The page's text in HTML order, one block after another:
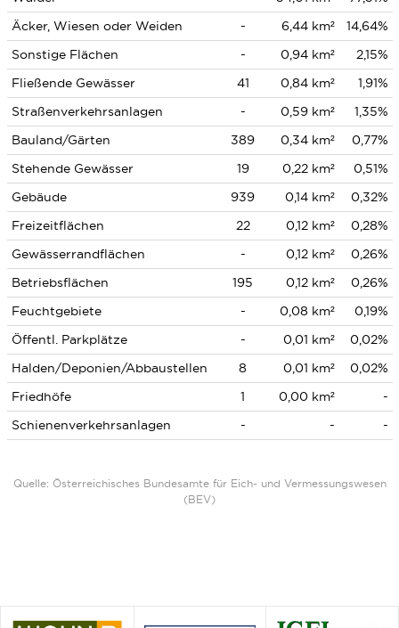
Äcker, Wiesen oder Weiden
- 6,44 km²
14,64%
Sonstige Flächen
- 0,94 km²
2,15%
Fließende Gewässer
41 0,84 km²
1,91%
Straßenverkehrsanlagen
- 0,59 km²
1,35%
Bauland/Gärten
389 0,34 km²
0,77%
Stehende Gewässer
19 0,22 km²
0,51%
Gebäude
939 0,14 km²
0,32%
Freizeitflächen
22 0,12 km²
0,28%
Gewässerrandflächen
- 0,12 km²
0,26%
Betriebsflächen
195 0,12 km²
0,26%
Feuchtgebiete
- 0,08 km²
0,19%
Öffentl. Parkplätze
- 0,01 km²
0,02%
Halden/Deponien/Abbaustellen
8 0,01 km²
0,02%
Friedhöfe
1 0,00 km²
-
Schienenverkehrsanlagen
- - -
Quelle: Österreichisches Bundesamte für Eich- und Vermessungswesen
(BEV)